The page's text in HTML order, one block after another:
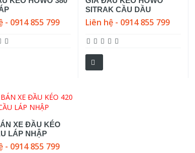
- 0914 855 799
SITRAK CẦU DẦU
Liên hệ - 0914 855 799
XE ĐẦU KÉO
LÁP NHẬP
- 0914 855 799